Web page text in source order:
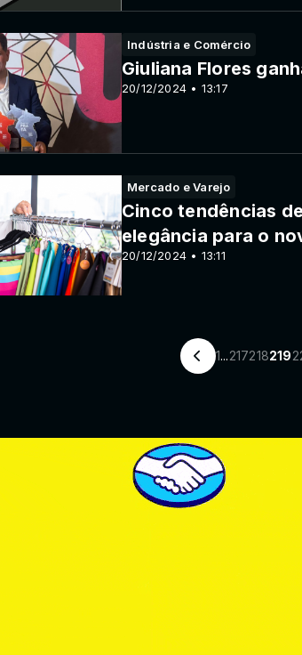
Indústria e Comércio
20/12/2024 • 13:17
Giuliana Flores
Mercado e Varejo
20/12/2024 • 13:11
Cinco tendências
elegância para o
1...217218219